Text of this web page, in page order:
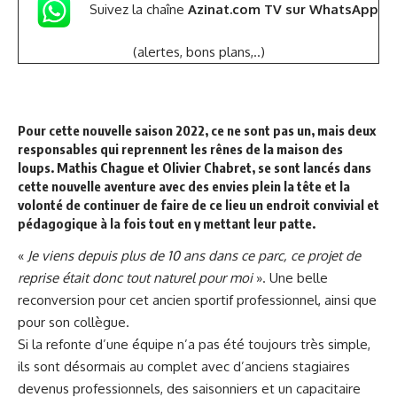
Suivez la chaîne Azinat.com TV sur WhatsApp
(alertes, bons plans,..)
Pour cette nouvelle saison 2022, ce ne sont pas un, mais deux
responsables qui reprennent les rênes de la maison des
loups. Mathis Chague et Olivier Chabret, se sont lancés dans
cette nouvelle aventure avec des envies plein la tête et la
volonté de continuer de faire de ce lieu un endroit convivial et
pédagogique à la fois tout en y mettant leur patte.
« Je viens depuis plus de 10 ans dans ce parc, ce projet de
reprise était donc tout naturel pour moi». Une belle
reconversion pour cet ancien sportif professionnel, ainsi que
pour son collègue.
Si la refonte d’une équipe n’a pas été toujours très simple,
ils sont désormais au complet avec d’anciens stagiaires
devenus professionnels, des saisonniers et un capacitaire